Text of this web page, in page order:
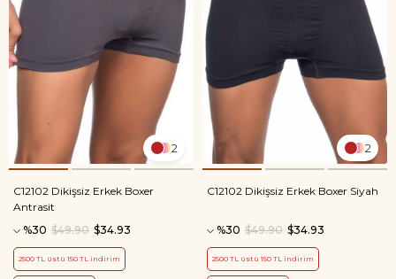
2
C12102 Dikişsiz Erkek Boxer
Antrasit
%30
$34.93
$49.90
2500 TL üstü 150 TL indirim
2
C12102 Dikişsiz Erkek Boxer Siyah
%30 $34.93
$49.90
2500 TL üstü 150 TL indirim